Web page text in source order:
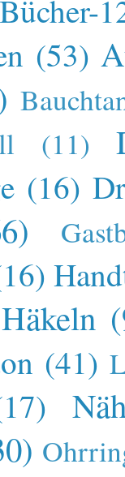
(53)
(11)
(16)
Häkeln
(41)